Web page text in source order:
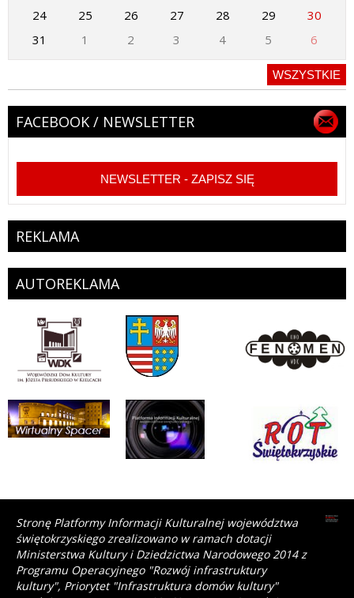
24
25 26 27 28 29
30
31
1 2 3 4 5 6
WSZYSTKIE
FACEBOOK / NEWSLETTER
NEWSLETTER - ZAPISZ SIĘ
REKLAMA
AUTOREKLAMA
Stronę Platformy Informacji Kulturalnej województwa
świętokrzyskiego zrealizowano w ramach dotacji
Ministerstwa Kultury i Dziedzictwa Narodowego 2014 z
Programu Operacyjnego "Rozwój infrastruktury
kultury", Priorytet "Infrastruktura domów kultury"